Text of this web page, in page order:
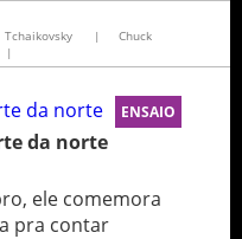
Tchaikovsky |
Chuck
|
ENSAIO
da norte
ele comemora
pra contar